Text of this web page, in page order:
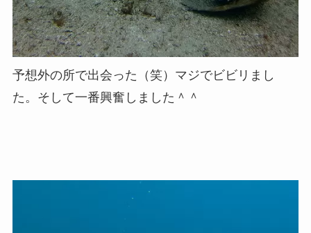
予想外の所で出会った（笑）マジでビビリまし
た。そして一番興奮しました＾＾